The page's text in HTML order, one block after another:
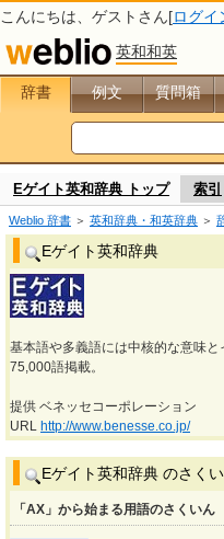
こんにちは、 ゲスト さん[ログイ
英和和英
辞書 例文 質問箱
Eゲイト英和辞典 トップ 索引
Weblio 辞書 ＞ 英和辞典・和英辞典 ＞
Eゲイト英和辞典
基本語や多義語には中核的な意味と
75,000語掲載。
提供 ベネッセコーポレーション
URL http://www.benesse.co.jp/
Eゲイト英和辞典 のさく
「AX」から始まる用語のさくいん